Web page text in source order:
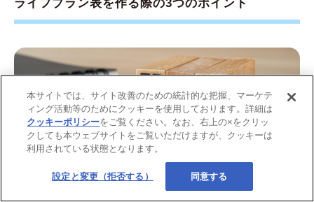
ライフプラン表を作る際の3つのポイント
本サイトでは、サイト改善のための統計的な把握、マーケテ
ィング活動等のためにクッキーを使用しております。詳細は
クッキーポリシーをご覧ください。なお、右上の×をクリッ
クしても本ウェブサイトをご覧いただけますが、クッキーは
利用されている状態となります。
設定と変更（拒否する） 同意する